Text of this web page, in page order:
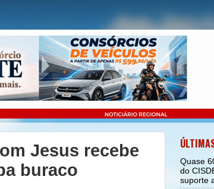
Jesus recebe
buraco
Quase
do
suporte